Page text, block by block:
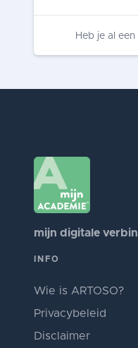
Heb je al
mijn digitale
INFO
Wie is ARTOSO?
Privacybeleid
Disclaimer